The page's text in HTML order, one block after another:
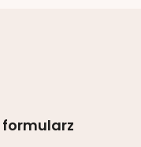
formularz